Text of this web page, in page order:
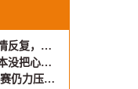
防线警报！萨利巴欧冠决赛后伤情反复，世界杯征程突生变数
内维斯赛后暴击阿森纳：枪手根本没把心思放在踢球上
姆巴佩15球锁定欧冠金靴 缺席决赛仍力压凯恩加冕